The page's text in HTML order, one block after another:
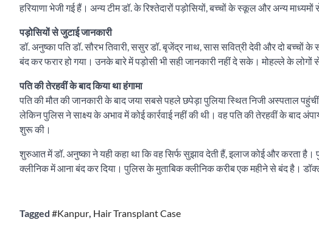
हरियाणा भेजी गई हैं। अन्य टीम डॉ. के रिश्तेदारों पड़ोसियों, बच्चों के स्कूल और अन्य
पड़ोसियों से जुटाई जानकारी
डॉ. अनुष्का पति डॉ. सौरभ तिवारी, ससुर डॉ. बृजेंद्र नाथ, सास सवित्री देवी और दो बच्चों के
बंद कर फरार हो गया। उनके बारे में पड़ोसी भी सही जानकारी नहीं दे सके। मोहल्ले के लोगों
पति की तेरहवीं के बाद किया था हंगामा
पति की मौत की जानकारी के बाद जया सबसे पहले छपेड़ा पुलिया स्थित निजी अस्पताल
लेकिन पुलिस ने साक्ष्य के अभाव में कोई कार्रवाई नहीं की थी। वह पति की तेरहवीं के बाद
शुरू की।
शुरुआत में डॉ. अनुष्का ने यही कहा था कि वह सिर्फ सुझाव देती हैं, इलाज कोई और करता
क्लीनिक में आना बंद कर दिया। पुलिस के मुताबिक क्लीनिक करीब एक महीने से बंद है।
Tagged #Kanpur, Hair Transplant Case